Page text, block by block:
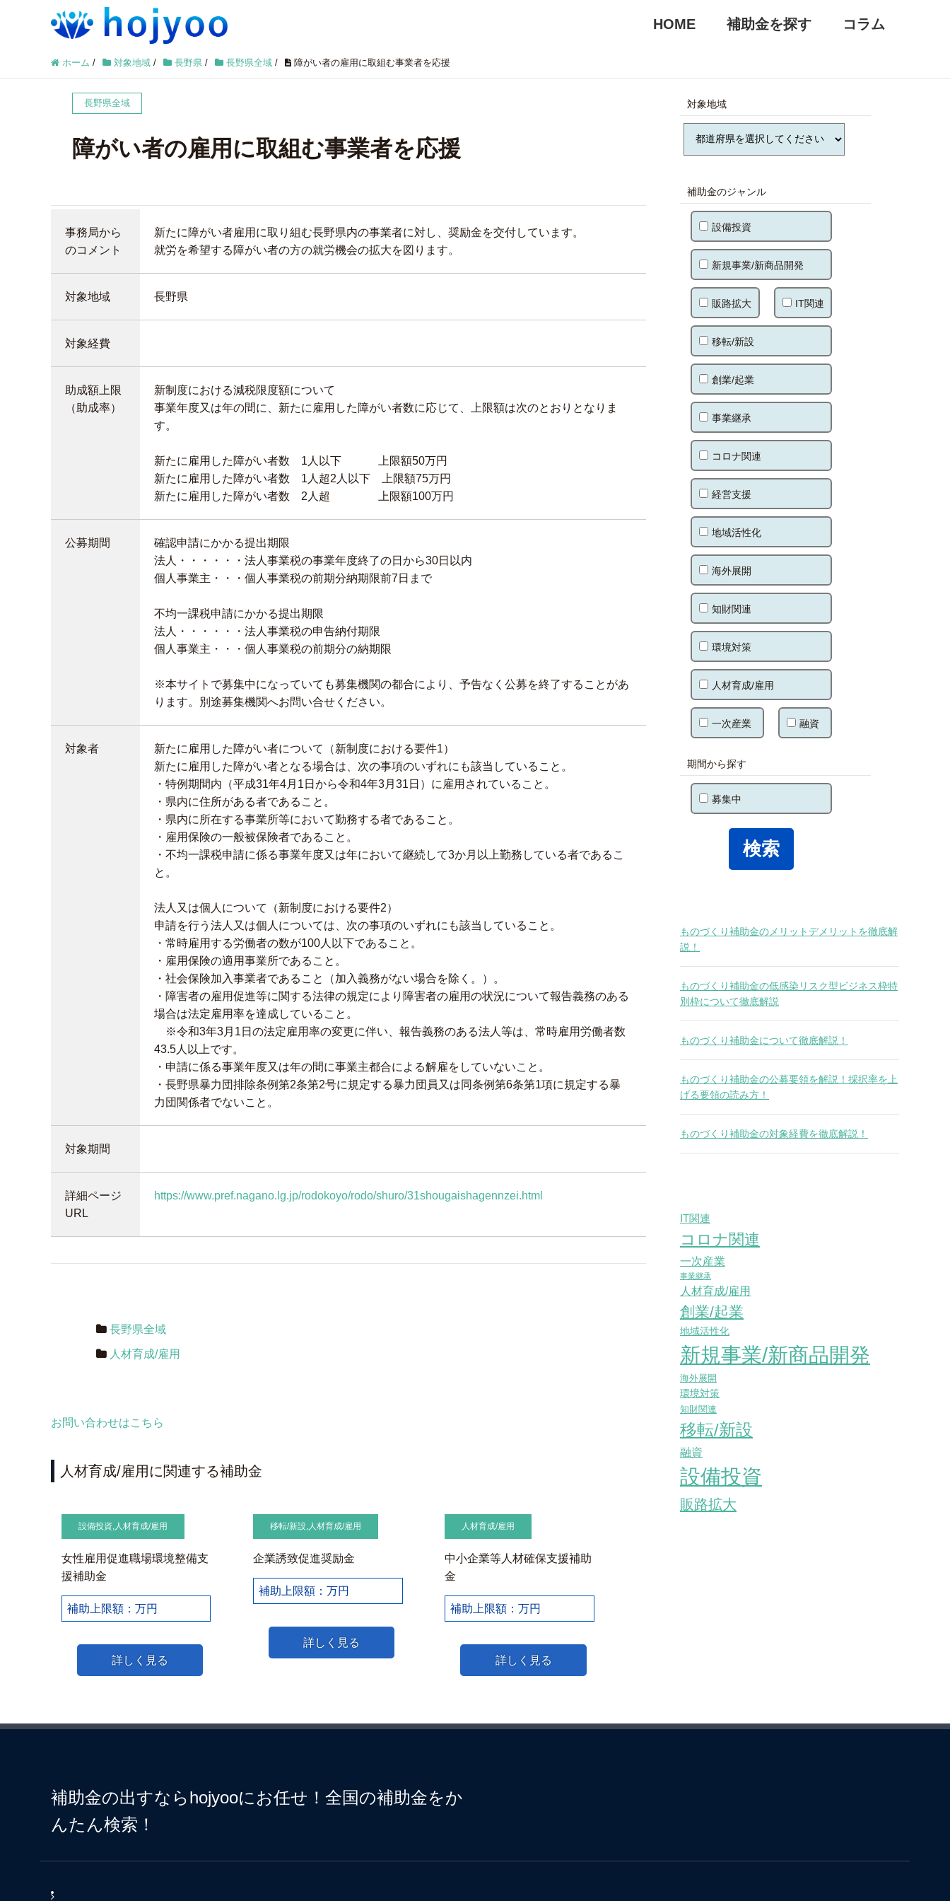
HOME 補助金を探す コラム
ホーム / 対象地域 / 長野県 / 長野県全域 / 障がい者の雇用に取組む事業者を応援
長野県全域
障がい者の雇用に取組む事業者を応援
事務局から
のコメント
新たに障がい者雇用に取り組む長野県内の事業者に対し、奨励金を交付しています。
就労を希望する障がい者の方の就労機会の拡大を図ります。
対象地域 長野県
対象経費
助成額上限
（助成率）
新制度における減税限度額について
事業年度又は年の間に、新たに雇用した障がい者数に応じて、上限額は次のとおりとなりま
す。
新たに雇用した障がい者数 1人以下 上限額50万円
新たに雇用した障がい者数 1人超2人以下 上限額75万円
新たに雇用した障がい者数 2人超 上限額100万円
公募期間
確認申請にかかる提出期限
法人・・・・・・法人事業税の事業年度終了の日から30日以内
個人事業主・・・個人事業税の前期分納期限前7日まで
不均一課税申請にかかる提出期限
法人・・・・・・法人事業税の申告納付期限
個人事業主・・・個人事業税の前期分の納期限
※本サイトで募集中になっていても募集機関の都合により、予告なく公募を終了することがあ
ります。別途募集機関へお問い合せください。
対象者
新たに雇用した障がい者について（新制度における要件1）
新たに雇用した障がい者となる場合は、次の事項のいずれにも該当していること。
・特例期間内（平成31年4月1日から令和4年3月31日）に雇用されていること。
・県内に住所がある者であること。
・県内に所在する事業所等において勤務する者であること。
・雇用保険の一般被保険者であること。
・不均一課税申請に係る事業年度又は年において継続して3か月以上勤務している者であるこ
と。
法人又は個人について（新制度における要件2）
申請を行う法人又は個人については、次の事項のいずれにも該当していること。
・常時雇用する労働者の数が100人以下であること。
・雇用保険の適用事業所であること。
・社会保険加入事業者であること（加入義務がない場合を除く。）。
・障害者の雇用促進等に関する法律の規定により障害者の雇用の状況について報告義務のある
場合は法定雇用率を達成していること。
※令和3年3月1日の法定雇用率の変更に伴い、報告義務のある法人等は、常時雇用労働者数
43.5人以上です。
・申請に係る事業年度又は年の間に事業主都合による解雇をしていないこと。
・長野県暴力団排除条例第2条第2号に規定する暴力団員又は同条例第6条第1項に規定する暴
力団関係者でないこと。
対象期間
詳細ページ
URL
https://www.pref.nagano.lg.jp/rodokoyo/rodo/shuro/31shougaishagennzei.html
長野県全域
人材育成/雇用
お問い合わせはこちら
人材育成/雇用に関連する補助金
設備投資,人材育成/雇用
女性雇用促進職場環境整備支
援補助金
補助上限額：万円
詳しく見る
移転/新設,人材育成/雇用
企業誘致促進奨励金
補助上限額：万円
詳しく見る
人材育成/雇用
中小企業等人材確保支援補助
金
補助上限額：万円
詳しく見る
対象地域
補助金のジャンル
設備投資
新規事業/新商品開発
販路拡大 IT関連
移転/新設
創業/起業
事業継承
コロナ関連
経営支援
地域活性化
海外展開
知財関連
環境対策
人材育成/雇用
一次産業 融資
期間から探す
募集中
ものづくり補助金のメリットデメリットを徹底解
説！
ものづくり補助金の低感染リスク型ビジネス枠特
別枠について徹底解説
ものづくり補助金について徹底解説！
ものづくり補助金の公募要領を解説！採択率を上
げる要領の読み方！
ものづくり補助金の対象経費を徹底解説！
IT関連
コロナ関連
一次産業
事業継承
人材育成/雇用
創業/起業
地域活性化
新規事業/新商品開発
海外展開
環境対策
知財関連
移転/新設
融資
設備投資
販路拡大
補助金の出すならhojyooにお任せ！全国の補助金をか
んたん検索！